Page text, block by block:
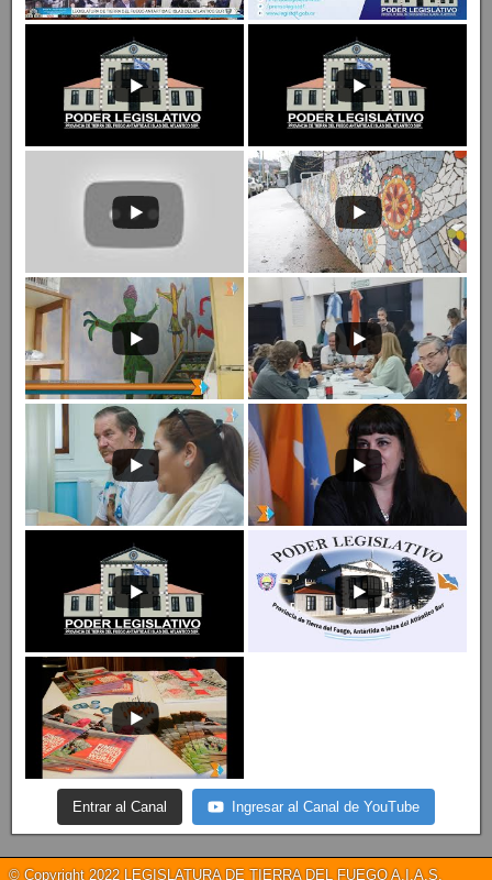
Entrar al Canal Ingresar al Canal de YouTube
© Copyright 2022 LEGISLATURA DE TIERRA DEL FUEGO A.I.A.S.